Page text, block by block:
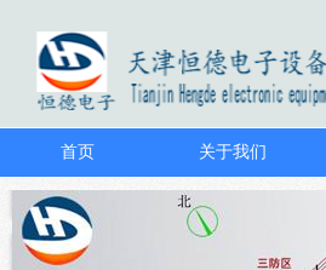
首页 关于我们